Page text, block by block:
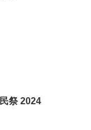
祭 2024